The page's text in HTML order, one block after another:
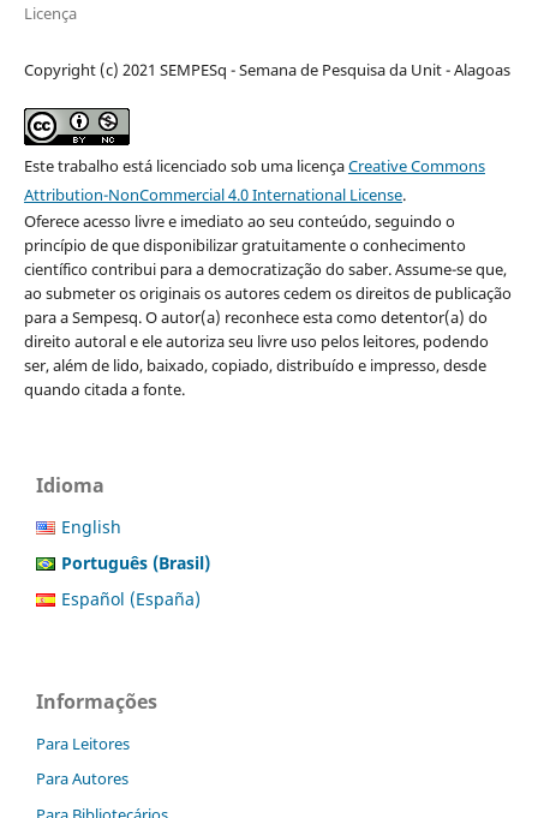
Licença
Copyright (c) 2021 SEMPESq - Semana de Pesquisa da Unit - Alagoas
Este trabalho está licenciado sob uma licençaCreative Commons
Attribution-NonCommercial 4.0 International License.
Oferece acesso livre e imediato ao seu conteúdo, seguindo o
princípio de que disponibilizar gratuitamente o conhecimento
científico contribui para a democratização do saber. Assume-se que,
ao submeter os originais os autores cedem os direitos de publicação
para a Sempesq. O autor(a) reconhece esta como detentor(a) do
direito autoral e ele autoriza seu livre uso pelos leitores, podendo
ser, além de lido, baixado, copiado, distribuído e impresso, desde
quando citada a fonte.
Idioma
English
Português (Brasil)
Español (España)
Informações
Para Leitores
Para Autores